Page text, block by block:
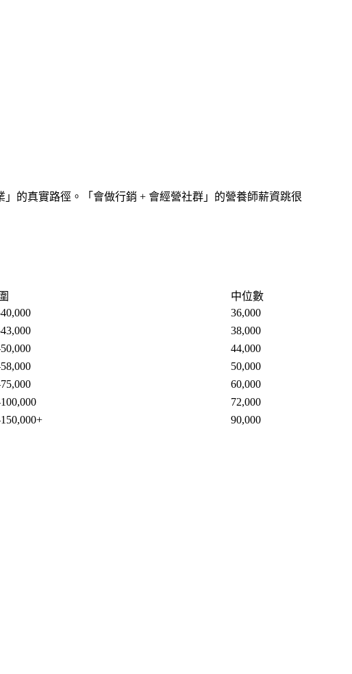
的真實路徑。「會做行銷 + 會經營社群」的營養師薪資跳很
中位數
36,000
38,000
44,000
50,000
60,000
72,000
90,000